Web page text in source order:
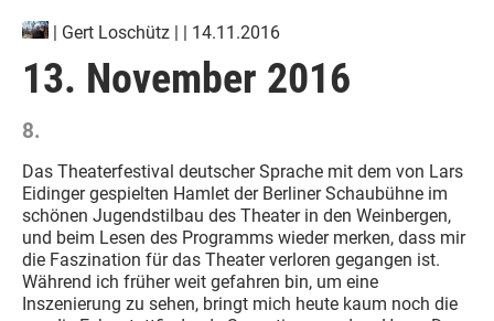
| Gert Loschütz | | 14.11.2016
13. November 2016
8.
Das Theaterfestival deutscher Sprache mit dem von Lars
Eidinger gespielten Hamlet der Berliner Schaubühne im
schönen Jugendstilbau des Theater in den Weinbergen,
und beim Lesen des Programms wieder merken, dass mir
die Faszination für das Theater verloren gegangen ist.
Während ich früher weit gefahren bin, um eine
Inszenierung zu sehen, bringt mich heute kaum noch die